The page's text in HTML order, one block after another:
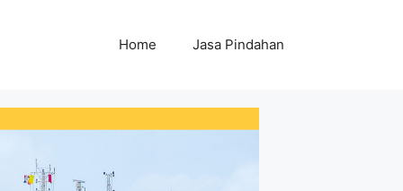
Home Jasa Pindahan